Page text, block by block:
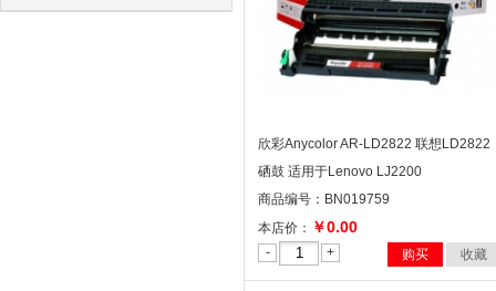
欣彩Anycolor AR-LD2822 联想LD2822
硒鼓 适用于Lenovo LJ2200
商品编号：BN019759
本店价： ￥0.00
- + 购买 收藏